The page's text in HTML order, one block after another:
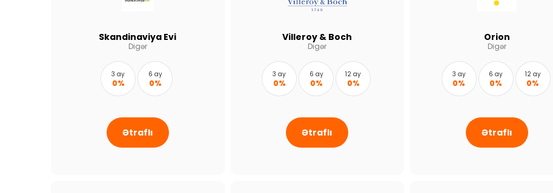
Skandinaviya Evi
Digər
3 ay
0%
6 ay
0%
Ətraflı
Villeroy & Boch
Digər
3 ay
0%
6 ay
0%
12 ay
0%
Ətraflı
Orion
Digər
3 ay
0%
6 ay
0%
12 ay
0%
Ətraflı